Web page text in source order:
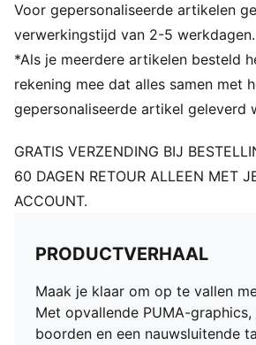
Voor gepersonaliseerde artikelen
verwerkingstijd van 2-5 werkdagen.
*Als je meerdere artikelen besteld
rekening mee dat alles samen met
gepersonaliseerde artikel geleverd
GRATIS VERZENDING BIJ
60 DAGEN RETOUR ALLEEN MET
ACCOUNT.
PRODUCTVERHAAL
Maak je klaar om op te vallen
Met opvallende PUMA-
boorden en een nauwsluitende